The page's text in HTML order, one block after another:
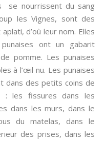
se nourrissent du sang
les Vignes, sont des
d’où leur nom. Elles
ont un gabarit
pomme. Les punaises
à l’œil nu. Les punaises
dans des petits coins de
: les fissures dans les
dans les murs, dans le
du matelas, dans le
des prises, dans les